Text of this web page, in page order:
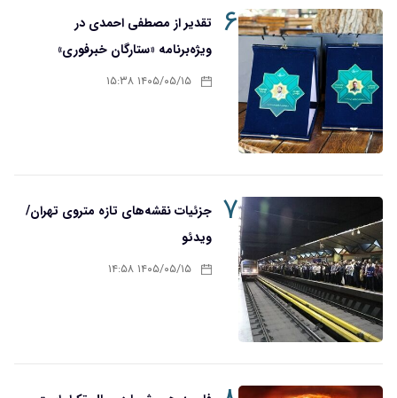
۶
تقدیر از مصطفی احمدی در
ویژه‌برنامه «ستارگان خبرفوری»
۱۴۰۵/۰۵/۱۵ ۱۵:۳۸
۷ جزئیات نقشه‌های تازه متروی تهران/
ویدئو
۱۴۰۵/۰۵/۱۵ ۱۴:۵۸